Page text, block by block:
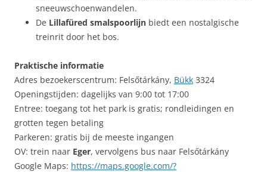
sneeuwschoenwandelen.
De Lillafüred smalspoorlijn biedt een nostalgische
treinrit door het bos.
Praktische informatie
Adres bezoekerscentrum: Felsőtárkány, Bükk 3324
Openingstijden: dagelijks van 9:00 tot 17:00
Entree: toegang tot het park is gratis; rondleidingen en
grotten tegen betaling
Parkeren: gratis bij de meeste ingangen
OV: trein naar Eger, vervolgens bus naar Felsőtárkány
Google Maps: https://maps.google.com/?